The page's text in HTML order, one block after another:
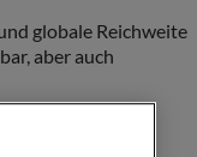
globale Reichweite
aber auch
zu sein